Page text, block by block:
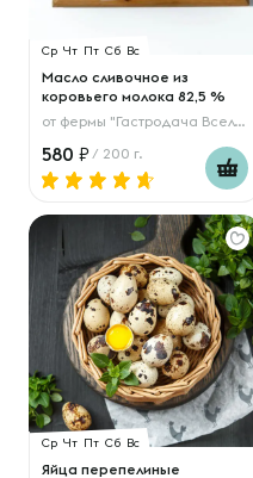
Ср Чт Пт Сб Вс
Масло сливочное из
коровьего молока 82,5 %
от фермы "Гастродача Вселуг"
580 / 200 г.
Ср Чт Пт Сб Вс
Яйца перепелиные